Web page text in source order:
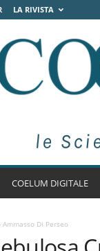
LA RIVISTA
COELUM DIGITALE
Di Perseo